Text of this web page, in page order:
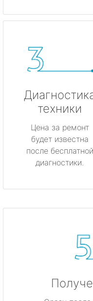
техники
Цена за ремонт
будет известна
после бесплатной
диагностики.